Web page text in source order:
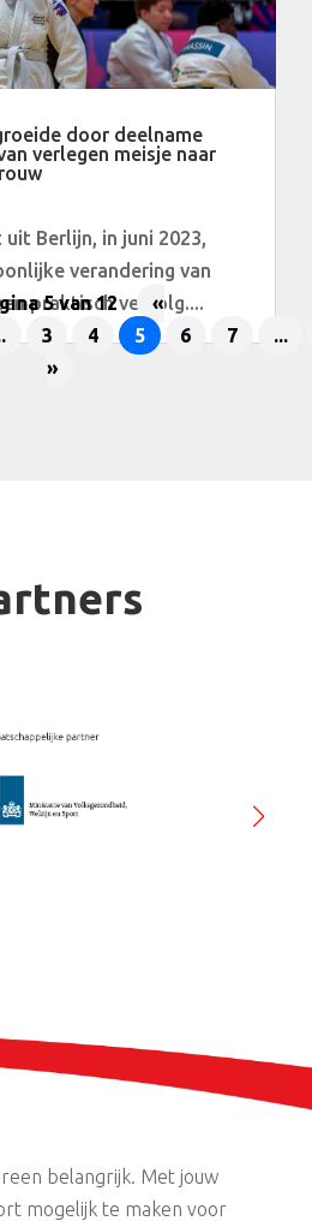
door deelname
verlegen meisje naar
Berlijn, in juni 2023,
verandering van
praktisch vervolg....
5 van 12
«
3 4 5 6 7
...
»
belangrijk. Met jouw
mogelijk te maken voor